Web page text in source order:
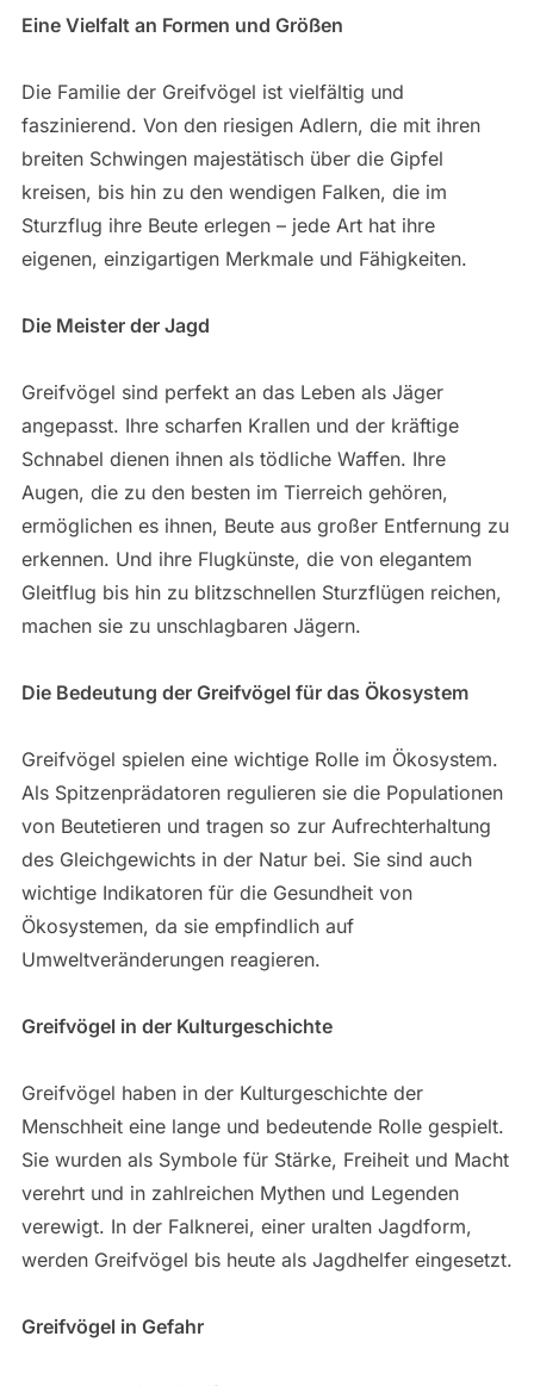
Eine Vielfalt an Formen und Größen
Die Familie der Greifvögel ist vielfältig und
faszinierend. Von den riesigen Adlern, die mit ihren
breiten Schwingen majestätisch über die Gipfel
kreisen, bis hin zu den wendigen Falken, die im
Sturzflug ihre Beute erlegen – jede Art hat ihre
eigenen, einzigartigen Merkmale und Fähigkeiten.
Die Meister der Jagd
Greifvögel sind perfekt an das Leben als Jäger
angepasst. Ihre scharfen Krallen und der kräftige
Schnabel dienen ihnen als tödliche Waffen. Ihre
Augen, die zu den besten im Tierreich gehören,
ermöglichen es ihnen, Beute aus großer Entfernung zu
erkennen. Und ihre Flugkünste, die von elegantem
Gleitflug bis hin zu blitzschnellen Sturzflügen reichen,
machen sie zu unschlagbaren Jägern.
Die Bedeutung der Greifvögel für das Ökosystem
Greifvögel spielen eine wichtige Rolle im Ökosystem.
Als Spitzenprädatoren regulieren sie die Populationen
von Beutetieren und tragen so zur Aufrechterhaltung
des Gleichgewichts in der Natur bei. Sie sind auch
wichtige Indikatoren für die Gesundheit von
Ökosystemen, da sie empfindlich auf
Umweltveränderungen reagieren.
Greifvögel in der Kulturgeschichte
Greifvögel haben in der Kulturgeschichte der
Menschheit eine lange und bedeutende Rolle gespielt.
Sie wurden als Symbole für Stärke, Freiheit und Macht
verehrt und in zahlreichen Mythen und Legenden
verewigt. In der Falknerei, einer uralten Jagdform,
werden Greifvögel bis heute als Jagdhelfer eingesetzt.
Greifvögel in Gefahr